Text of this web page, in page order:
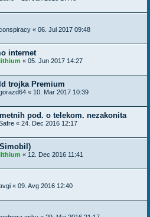
« 06. Jul 2017 09:48
internet
« 05. Jun 2017 14:27
trojka Premium
« 10. Mar 2017 10:39
pod. o telekom. nezakonita
« 24. Dec 2016 12:17
« 12. Dec 2016 11:41
« 09. Avg 2016 12:40